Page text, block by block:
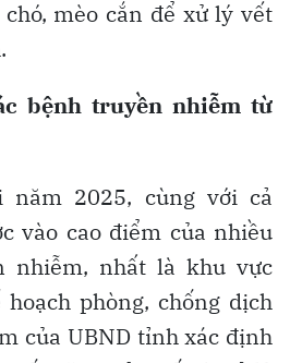
mèo cắn để xử lý vết
bệnh truyền nhiễm từ
năm 2025, cùng với cả
vào cao điểm của nhiều
nhiễm, nhất là khu vực
phòng, chống dịch
của UBND tỉnh xác định